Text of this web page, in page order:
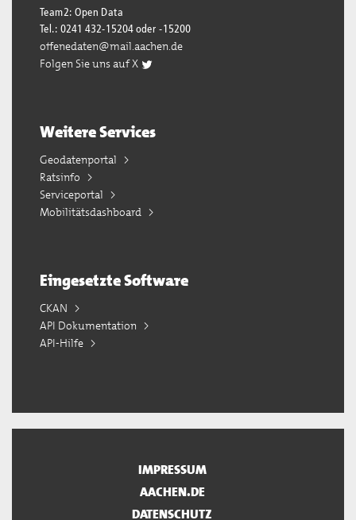
Team2: Open Data
Tel.: 0241 432-15204 oder -15200
offenedaten@mail.aachen.de
Folgen Sie uns auf X
Weitere Services
Geodatenportal
Ratsinfo
Serviceportal
Mobilitätsdashboard
Eingesetzte Software
CKAN
API Dokumentation
API-Hilfe
IMPRESSUM
AACHEN.DE
DATENSCHUTZ